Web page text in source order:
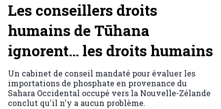
Les conseillers droits
humains de Tūhana
ignorent… les droits humains
Un cabinet de conseil mandaté pour évaluer les
importations de phosphate en provenance du
Sahara Occidental occupé vers la Nouvelle-Zélande
conclut qu'il n'y a aucun problème.